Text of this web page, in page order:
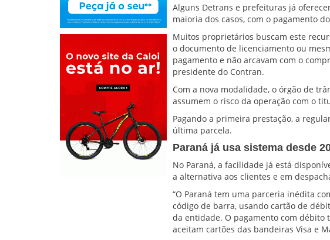
Alguns Detrans e prefeituras já
maioria dos casos, com o pagamento
Muitos proprietários buscam este
o documento de licenciamento ou
pagamento e não arcavam com o
presidente do Contran.
Com a nova modalidade, o órgão de
assumem o risco da operação com o
Pagando a primeira prestação, a
última parcela.
Paraná já usa sistema desde
No Paraná, a facilidade já está
a alternativa aos clientes e em
“O Paraná tem uma parceria inédita
código de barra, usando cartão de
da entidade. O pagamento com débito
aceitam cartões das bandeiras Visa e